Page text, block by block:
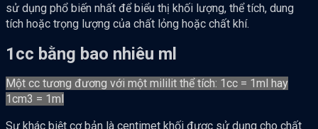
sử dụng phổ biến nhất để biểu thị khối lượng, thể tích, dung
tích hoặc trọng lượng của chất lỏng hoặc chất khí.
1cc bằng bao nhiêu ml
Một cc tương đương với một mililit thể tích: 1cc = 1ml hay
1cm3 = 1ml
Sự khác biệt cơ bản là centimet khối được sử dụng cho chất